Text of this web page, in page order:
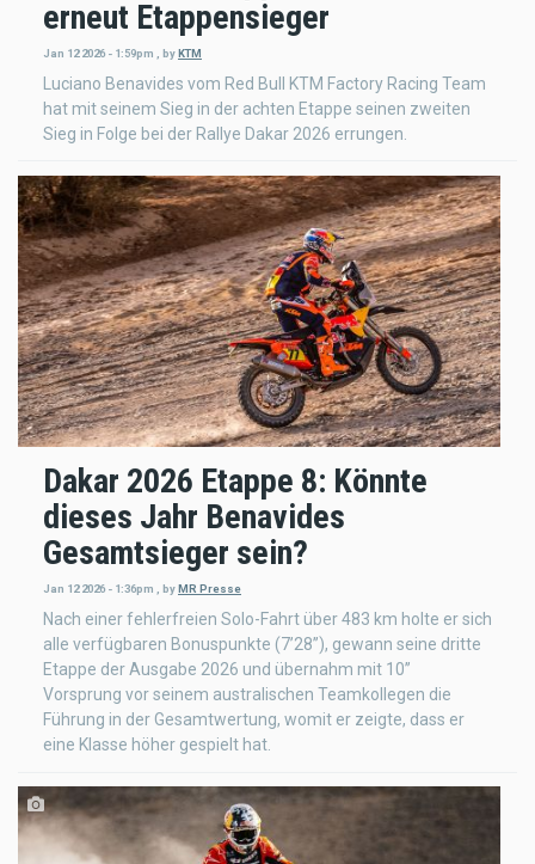
erneut Etappensieger
Jan 12 2026 - 1:59pm byKTM
Luciano Benavides vom Red Bull KTM Factory Racing Team
hat mit seinem Sieg in der achten Etappe seinen zweiten
Sieg in Folge bei der Rallye Dakar 2026 errungen.
Dakar 2026 Etappe 8: Könnte
dieses Jahr Benavides
Gesamtsieger sein?
Jan 12 2026 - 1:36pm byMR Presse
Nach einer fehlerfreien Solo-Fahrt über 483 km holte er sich
alle verfügbaren Bonuspunkte (7’28’’), gewann seine dritte
Etappe der Ausgabe 2026 und übernahm mit 10’’
Vorsprung vor seinem australischen Teamkollegen die
Führung in der Gesamtwertung, womit er zeigte, dass er
eine Klasse höher gespielt hat.